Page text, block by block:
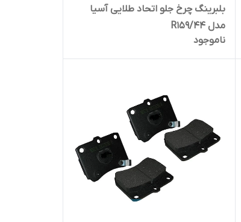
بلبرینگ چرخ جلو اتحاد طلایی آسیا
مدل R159/44
ناموجود